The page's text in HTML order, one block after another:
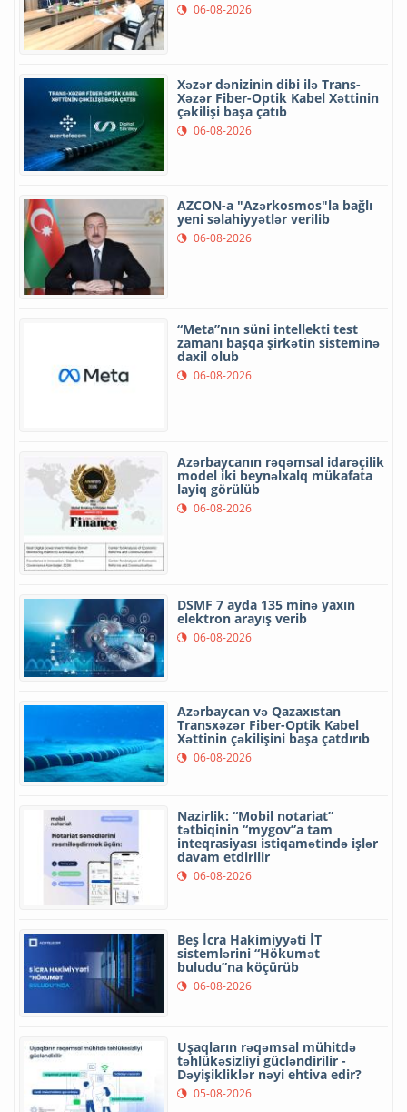
06-08-2026
Xəzər dənizinin dibi ilə Trans-
Xəzər Fiber-Optik Kabel Xəttinin
çəkilişi başa çatıb
06-08-2026
AZCON-a "Azərkosmos"la bağlı
yeni səlahiyyətlər verilib
06-08-2026
“Meta”nın süni intellekti test
zamanı başqa şirkətin sisteminə
daxil olub
06-08-2026
Azərbaycanın rəqəmsal idarəçilik
model iki beynəlxalq mükafata
layiq görülüb
06-08-2026
DSMF 7 ayda 135 minə yaxın
elektron arayış verib
06-08-2026
Azərbaycan və Qazaxıstan
Transxəzər Fiber-Optik Kabel
Xəttinin çəkilişini başa çatdırıb
06-08-2026
Nazirlik: “Mobil notariat”
tətbiqinin “mygov”a tam
inteqrasiyası istiqamətində işlər
davam etdirilir
06-08-2026
Beş İcra Hakimiyyəti İT
sistemlərini “Hökumət
buludu”na köçürüb
06-08-2026
Uşaqların rəqəmsal mühitdə
təhlükəsizliyi gücləndirilir -
Dəyişikliklər nəyi ehtiva edir?
05-08-2026